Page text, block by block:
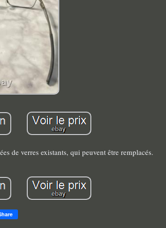
de verres existants, qui peuvent être remplacés.